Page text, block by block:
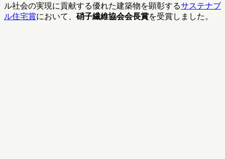
ル社会の実現に貢献する優れた建築物を顕彰するサステナブ
ル住宅賞において、 硝子繊維協会会長賞を受賞しました。